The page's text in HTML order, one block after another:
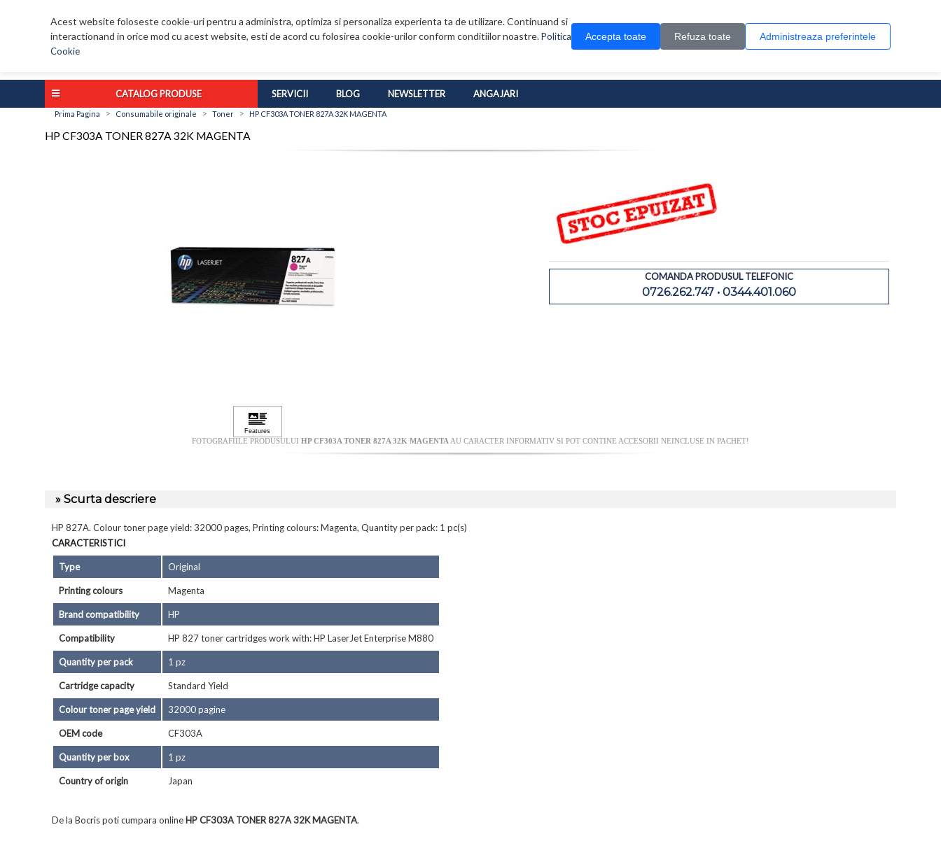
Acest website foloseste cookie-uri pentru a administra, optimiza si personaliza experienta ta de utilizare. Continuand si
interactionand in orice mod cu acest website, esti de acord cu folosirea cookie-urilor conform conditiilor noastre.Politica
Cookie
Accepta toate Refuza toate Administreaza preferintele
0 produs(e)
CATALOG PRODUSE SERVICII BLOG NEWSLETTER ANGAJARI
Prima Pagina > Consumabile originale > Toner > HP CF303A TONER 827A 32K MAGENTA
HP CF303A TONER 827A 32K MAGENTA
COMANDA PRODUSUL TELEFONIC
0726.262.747 • 0344.401.060
FOTOGRAFIILE PRODUSULUI HP CF303A TONER 827A 32K MAGENTA AU CARACTER INFORMATIV SI POT CONTINE ACCESORII NEINCLUSE IN PACHET!
» Scurta descriere
HP 827A. Colour toner page yield: 32000 pages, Printing colours: Magenta, Quantity per pack: 1 pc(s)
CARACTERISTICI
Type Original
Printing colours Magenta
Brand compatibility HP
Compatibility HP 827 toner cartridges work with: HP LaserJet Enterprise M880
Quantity per pack 1 pz
Cartridge capacity Standard Yield
Colour toner page yield 32000 pagine
OEM code CF303A
Quantity per box 1 pz
Country of origin Japan
De la Bocris poti cumpara online HP CF303A TONER 827A 32K MAGENTA.